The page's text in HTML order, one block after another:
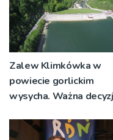
Zalew Klimkówka w
powiecie gorlickim
wysycha. Ważna